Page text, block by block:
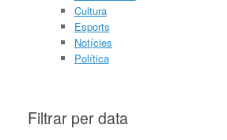
Cultura
Esports
Notícies
Política
Filtrar per data